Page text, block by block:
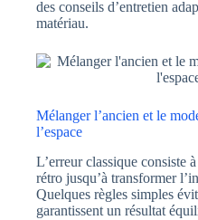
des conseils d’entretien
matériau.
Mélanger l’ancien et le
l’espace
L’erreur classique consiste
rétro jusqu’à transformer
Quelques règles simples
garantissent un résultat